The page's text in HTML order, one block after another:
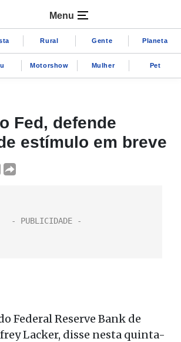
Menu
Rural Gente Planeta
Motorshow Mulher Pet
Fed, defende
estímulo em breve
Federal Reserve Bank de
Lacker, disse nesta quinta-